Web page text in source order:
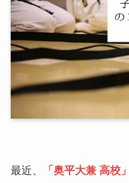
最近、 「奥平大兼 高校」